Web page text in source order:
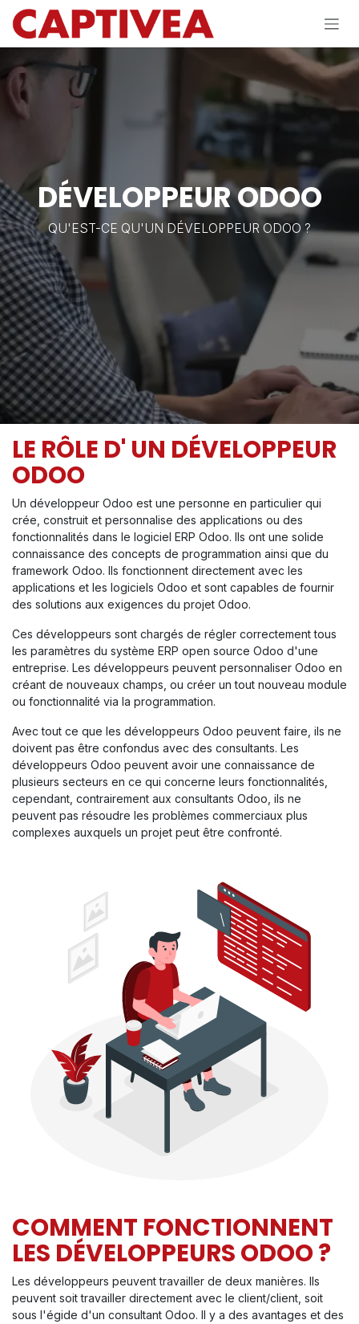
Se rendre au contenu
DÉVELOPPEUR ODOO
QU'EST-CE QU'UN DÉVELOPPEUR ODOO ?
LE RÔLE D' UN DÉVELOPPEUR
ODOO
Un développeur Odoo est une personne en particulier qui
crée, construit et personnalise des applications ou des
fonctionnalités dans le logiciel ERP Odoo. Ils ont une solide
connaissance des concepts de programmation ainsi que du
framework Odoo. Ils fonctionnent directement avec les
applications et les logiciels Odoo et sont capables de fournir
des solutions aux exigences du projet Odoo.
Ces développeurs sont chargés de régler correctement tous
les paramètres du système ERP open source Odoo d'une
entreprise. Les développeurs peuvent personnaliser Odoo en
créant de nouveaux champs, ou créer un tout nouveau module
ou fonctionnalité via la programmation.
Avec tout ce que les développeurs Odoo peuvent faire, ils ne
doivent pas être confondus avec des consultants. Les
développeurs Odoo peuvent avoir une connaissance de
plusieurs secteurs en ce qui concerne leurs fonctionnalités,
cependant, contrairement aux consultants Odoo, ils ne
peuvent pas résoudre les problèmes commerciaux plus
complexes auxquels un projet peut être confronté.
COMMENT FONCTIONNENT
LES DÉVELOPPEURS ODOO ?
Les développeurs peuvent travailler de deux manières. Ils
peuvent soit travailler directement avec le client/client, soit
sous l'égide d'un consultant Odoo. Il y a des avantages et des